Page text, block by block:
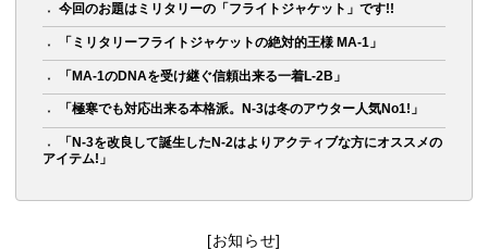
今回のお題はミリタリーの「フライトジャケット」です!!
「ミリタリーフライトジャケットの絶対的王様 MA-1」
「MA-1のDNAを受け継ぐ信頼出来る一着L-2B」
「極寒でも対応出来る本格派。N-3は冬のアウター人気No1!」
「N-3を改良して誕生したN-2はよりアクティブな方にオススメの
アイテム!」
[お知らせ]